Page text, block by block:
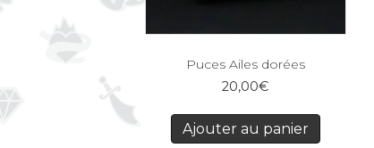
Puces Ailes dorées
20,00€
Ajouter au panier